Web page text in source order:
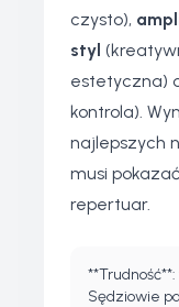
czysto),
styl
estetyczna)
kontrola).
najlepszych
musi
repertuar.
Sędziowie